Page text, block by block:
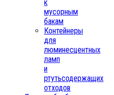
к
мусорным
бакам
Контейнеры
для
люминесцентных
ламп
и
ртутьсодержащих
отходов